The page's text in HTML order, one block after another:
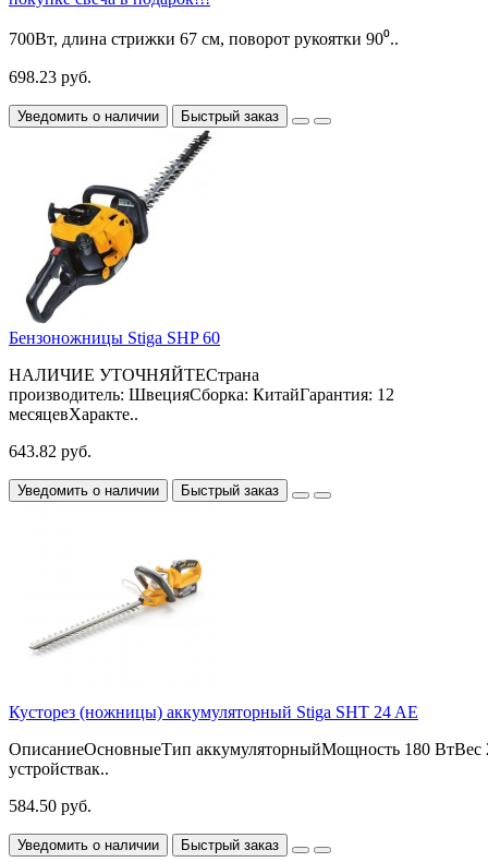
700Вт, длина стрижки 67 см, поворот рукоятки 90⁰..
698.23 руб.
Уведомить о наличии Быстрый заказ
Бензоножницы Stiga SHP 60
НАЛИЧИЕ УТОЧНЯЙТЕСтрана
производитель: ШвецияСборка: КитайГарантия: 12
месяцевХаракте..
643.82 руб.
Уведомить о наличии Быстрый заказ
Кусторез (ножницы) аккумуляторный Stiga SHT 24 AE
ОписаниеОсновныеТип аккумуляторныйМощность 180 ВтВес
устройствак..
584.50 руб.
Уведомить о наличии Быстрый заказ